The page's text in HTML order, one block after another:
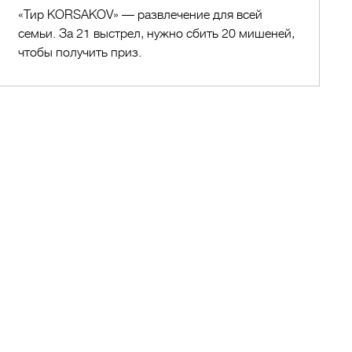
«Тир KORSAKOV» — развлечение для всей
семьи. За 21 выстрел, нужно сбить 20 мишеней,
чтобы получить приз.